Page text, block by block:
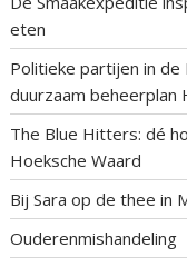
eten
Politieke partijen in
duurzaam beheerplan
The Blue Hitters: dé
Hoeksche Waard
Bij Sara op de thee in
Ouderenmishandeling